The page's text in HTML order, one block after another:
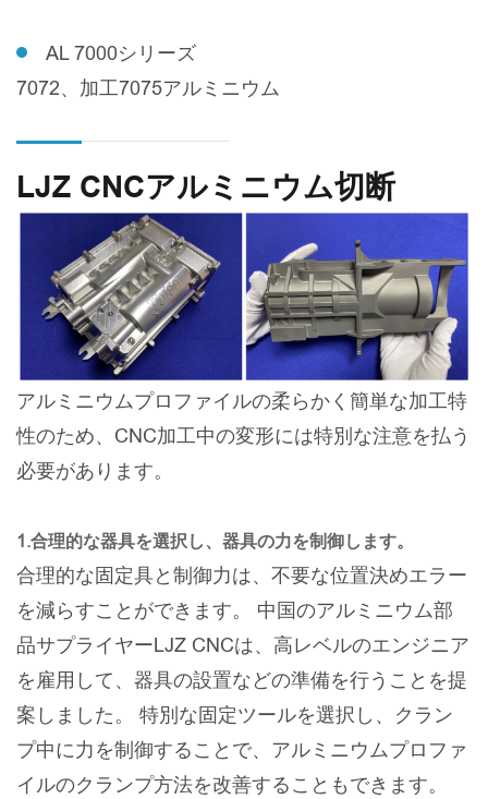
AL 7000シリーズ
7072、加工7075アルミニウム
LJZ CNCアルミニウム切断
アルミニウムプロファイルの柔らかく簡単な加工特
性のため、CNC加工中の変形には特別な注意を払う
必要があります。
1.合理的な器具を選択し、器具の力を制御します。
合理的な固定具と制御力は、不要な位置決めエラー
を減らすことができます。 中国のアルミニウム部
品サプライヤーLJZ CNCは、高レベルのエンジニア
を雇用して、器具の設置などの準備を行うことを提
案しました。 特別な固定ツールを選択し、クラン
プ中に力を制御することで、アルミニウムプロファ
イルのクランプ方法を改善することもできます。